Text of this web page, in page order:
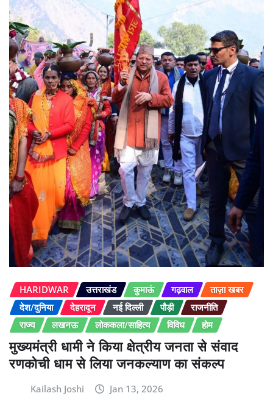
HARIDWAR उत्तराखंड कुमाऊं गढ़वाल
ताज़ा खबर
देश/दुनिया
देहरादून नई दिल्ली पौड़ी
राजनीति
राज्य
लखनऊ लोककला/साहित्य विविध होम
मुख्यमंत्री धामी ने किया क्षेत्रीय जनता से संवाद
रणकोची धाम से लिया जनकल्याण का संकल्प
Kailash Joshi Jan 13, 2026